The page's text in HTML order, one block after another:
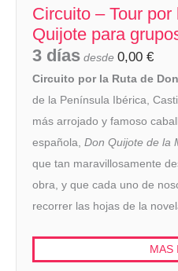
Circuito – Tour
Quijote para
3 días desde 0,00 €
Circuito por la Ruta de
de la Península Ibérica,
más arrojado y famoso
española, Don Quijote de la
que tan maravillosamente
obra, y que cada uno de
recorrer las hojas de la
MAS